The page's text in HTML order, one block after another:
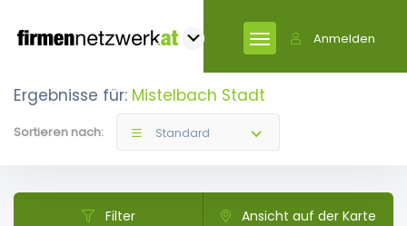
Anmelden
Ergebnisse für: Mistelbach Stadt
Sortieren nach: Standard
Filter Ansicht auf der Karte